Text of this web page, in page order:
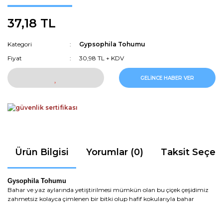
37,18 TL
Kategori
Gypsophila Tohumu
Fiyat
30,98 TL + KDV
GELİNCE HABER VER
Ürün Bilgisi Yorumlar (0) Taksit
Gysophila Tohumu
Bahar ve yaz aylarında yetiştirilmesi mümkün olan bu çiçek çeşidimiz
zahmetsiz kolayca çimlenen bir bitki olup hafif kokularıyla bahar